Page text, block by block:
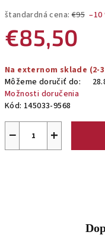
štandardná cena: €95 –10
€85,50
cena:
Na externom sklade (2-
Môžeme doručiť do:
Možnosti doručenia
Kód: 145033-9568
+
−